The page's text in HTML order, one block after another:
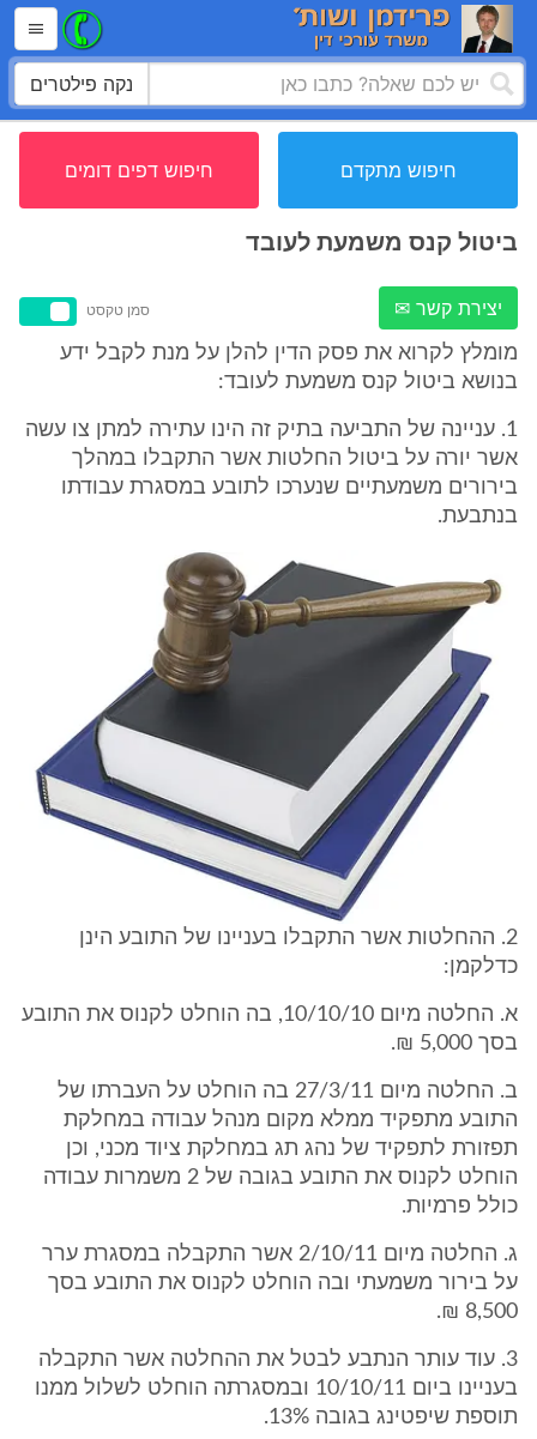
נקה פילטרים
חיפוש מתקדם חיפוש דפים דומים
ביטול קנס משמעת לעובד
יצירת קשר ✉ סמן טקסט
מומלץ לקרוא את פסק הדין להלן על מנת לקבל ידע
בנושא ביטול קנס משמעת לעובד:
1. עניינה של התביעה בתיק זה הינו עתירה למתן צו עשה
אשר יורה על ביטול החלטות אשר התקבלו במהלך
בירורים משמעתיים שנערכו לתובע במסגרת עבודתו
בנתבעת.
2. ההחלטות אשר התקבלו בעניינו של התובע הינן
כדלקמן:
א. החלטה מיום 10/10/10, בה הוחלט לקנוס את התובע
בסך 5,000 ₪.
ב. החלטה מיום 27/3/11 בה הוחלט על העברתו של
התובע מתפקיד ממלא מקום מנהל עבודה במחלקת
תפזורת לתפקיד של נהג תג במחלקת ציוד מכני, וכן
הוחלט לקנוס את התובע בגובה של 2 משמרות עבודה
כולל פרמיות.
ג. החלטה מיום 2/10/11 אשר התקבלה במסגרת ערר
על בירור משמעתי ובה הוחלט לקנוס את התובע בסך
8,500 ₪.
3. עוד עותר הנתבע לבטל את ההחלטה אשר התקבלה
בעניינו ביום 10/10/11 ובמסגרתה הוחלט לשלול ממנו
תוספת שיפטינג בגובה 13%.